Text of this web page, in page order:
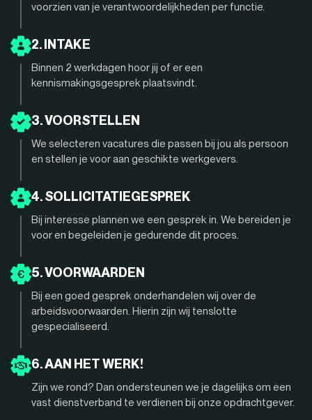
voorzien van je verantwoordelijkheden per functie.
2. INTAKE
Binnen 2 werkdagen hoor jij of er een
kennismakingsgesprek plaatsvindt.
3. VOORSTELLEN
We selecteren vacatures die passen bij jou als persoon
en stellen je voor aan geschikte werkgevers.
4. SOLLICITATIEGESPREK
Bij interesse plannen we een gesprek in. We bereiden je
voor en begeleiden je gedurende dit proces.
5. VOORWAARDEN
Bij een goed gesprek onderhandelen wij over de
arbeidsvoorwaarden. Hierin zijn wij tenslotte
gespecialiseerd.
6. AAN HET WERK!
Zijn we rond? Dan ondersteunen we je dagelijks om een
vast dienstverband te verdienen bij onze opdrachtgever.